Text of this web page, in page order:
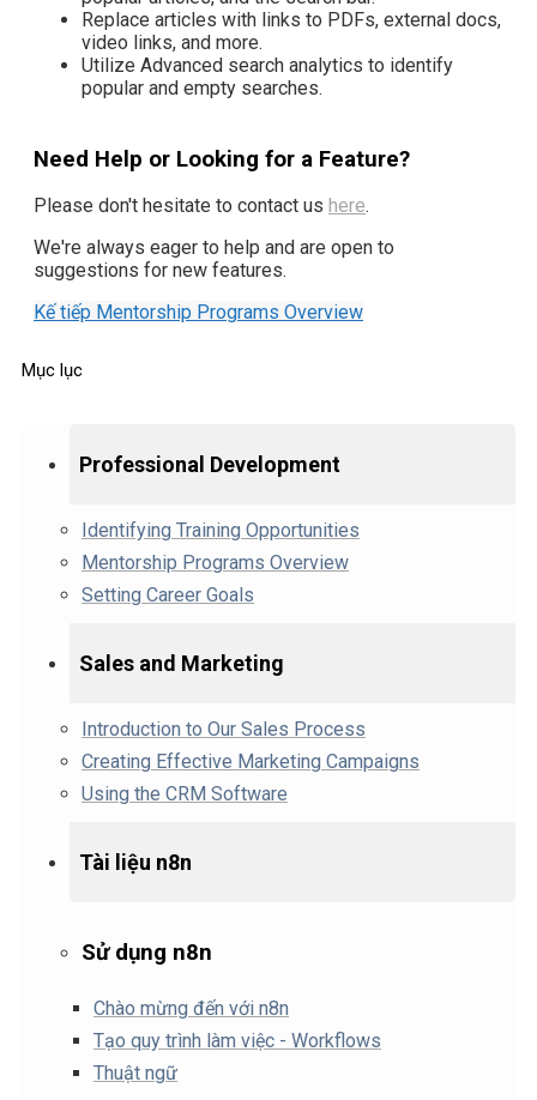
Professional Development
Identifying Training Opportunities
Mentorship Programs Overview
Setting Career Goals
Sales and Marketing
Introduction to Our Sales Process
Creating Effective Marketing Campaigns
Using the CRM Software
Tài liệu n8n
Sử dụng n8n
Chào mừng đến với n8n
Tạo quy trình làm việc - Workflows
Thuật ngữ
Replace articles with links to PDFs, external docs,
video links, and more.
Utilize Advanced search analytics to identify
popular and empty searches.
Need Help or Looking for a Feature?
Please don't hesitate to contact us here.
We're always eager to help and are open to
suggestions for new features.
Kế tiếp Mentorship Programs Overview
Mục lục